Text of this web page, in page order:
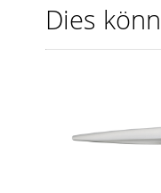
Dies